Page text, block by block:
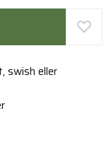
swish eller